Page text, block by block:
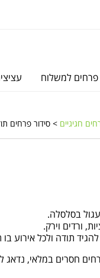
פרחים למשלוח
חגיגיים > סידור פרחים
בסלסלה.
ורדים וירק.
תודה ולכל אירוע
חסרים במלאי, נדאג